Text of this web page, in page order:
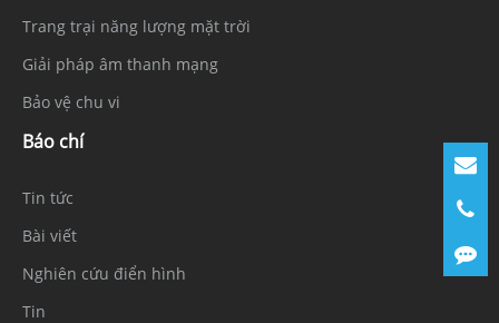
Trang trại năng lượng mặt trời
Giải pháp âm thanh mạng
Bảo vệ chu vi
Báo chí
Tin tức
Bài viết
Nghiên cứu điển hình
Tin